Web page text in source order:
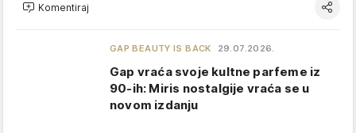
Komentiraj
GAP BEAUTY IS BACK 29.07.2026.
Gap vraća svoje kultne parfeme iz
90-ih: Miris nostalgije vraća se u
novom izdanju